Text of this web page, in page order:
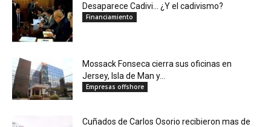
Desaparece Cadivi… ¿Y el cadivismo?
Financiamiento
Mossack Fonseca cierra sus oficinas en
Jersey, Isla de Man y...
Empresas offshore
Cuñados de Carlos Osorio recibieron mas de